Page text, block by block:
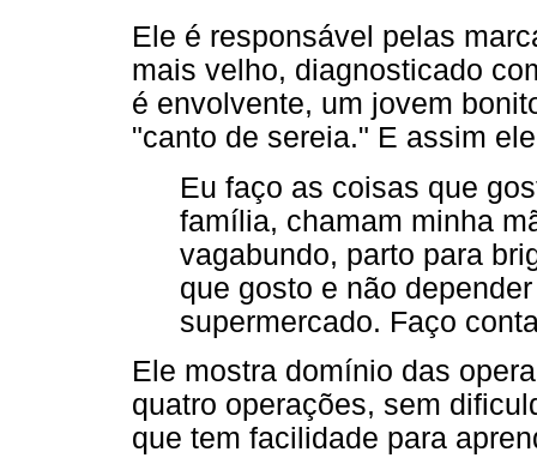
Ele é responsável pelas
mais velho, diagnosticado
é envolvente, um jovem
"canto de sereia." E assim
Eu faço as coisas que
família, chamam minha
vagabundo, parto para
que gosto e não
supermercado. Faço
Ele mostra domínio das
quatro operações, sem
que tem facilidade para